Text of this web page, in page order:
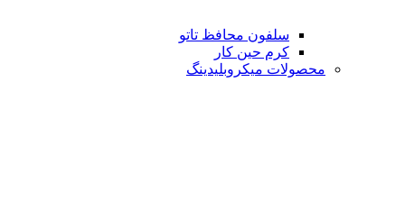
سلفون محافظ تاتو
کرم حین کار
محصولات میکروبلیدینگ